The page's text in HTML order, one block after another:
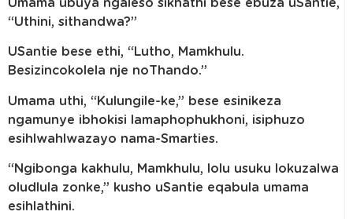
Umama ubuya ngaleso sikhathi bese ebuza uSantie,
“Uthini, sithandwa?”
USantie bese ethi, “Lutho, Mamkhulu.
Besizincokolela nje noThando.”
Umama uthi, “Kulungile-ke,” bese esinikeza
ngamunye ibhokisi lamaphophukhoni, isiphuzo
esihlwahlwazayo nama-Smarties.
“Ngibonga kakhulu, Mamkhulu, lolu usuku lokuzalwa
oludlula zonke,” kusho uSantie eqabula umama
esihlathini.